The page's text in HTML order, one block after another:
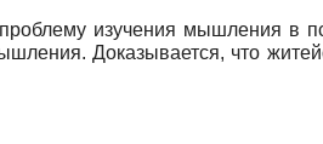
изучения мышления в
Доказывается, что